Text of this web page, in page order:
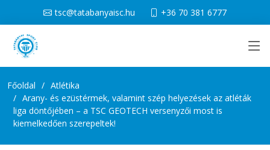
tsc@tatabanyaisc.hu +36 70 381 6777
Főoldal
Atlétika
Arany- és ezüstérmek, valamint szép helyezések az atléták
liga döntőjében – a TSC GEOTECH versenyzői most is
kiemelkedően szerepeltek!